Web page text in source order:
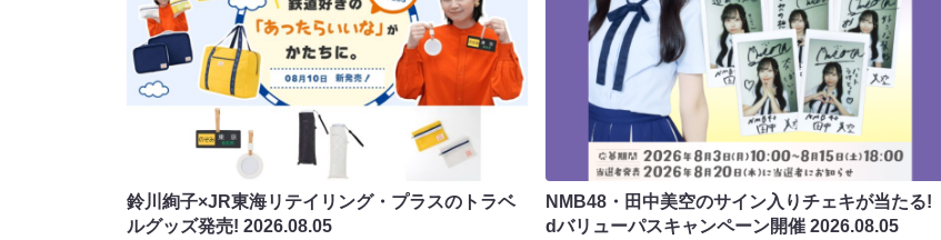
鈴川絢子×JR東海リテイリング・プラスのトラベ
ルグッズ発売! 2026.08.05
NMB48・田中美空のサイン入りチェキが当たる!
dバリューパスキャンペーン開催2026.08.05